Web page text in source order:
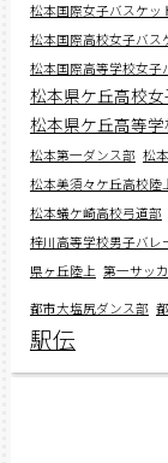
松本国際女子バスケッ
松本国際高校女子バス
松本国際高等学校女子
松本県ケ丘高校
松本県ケ丘高等
松本第一ダンス部 松
松本美須々ケ丘高校陸
松本蟻ケ崎高校弓道部
梓川高等学校男子バレ
県ヶ丘陸上 第一サッ
都市大塩尻ダンス部
駅伝